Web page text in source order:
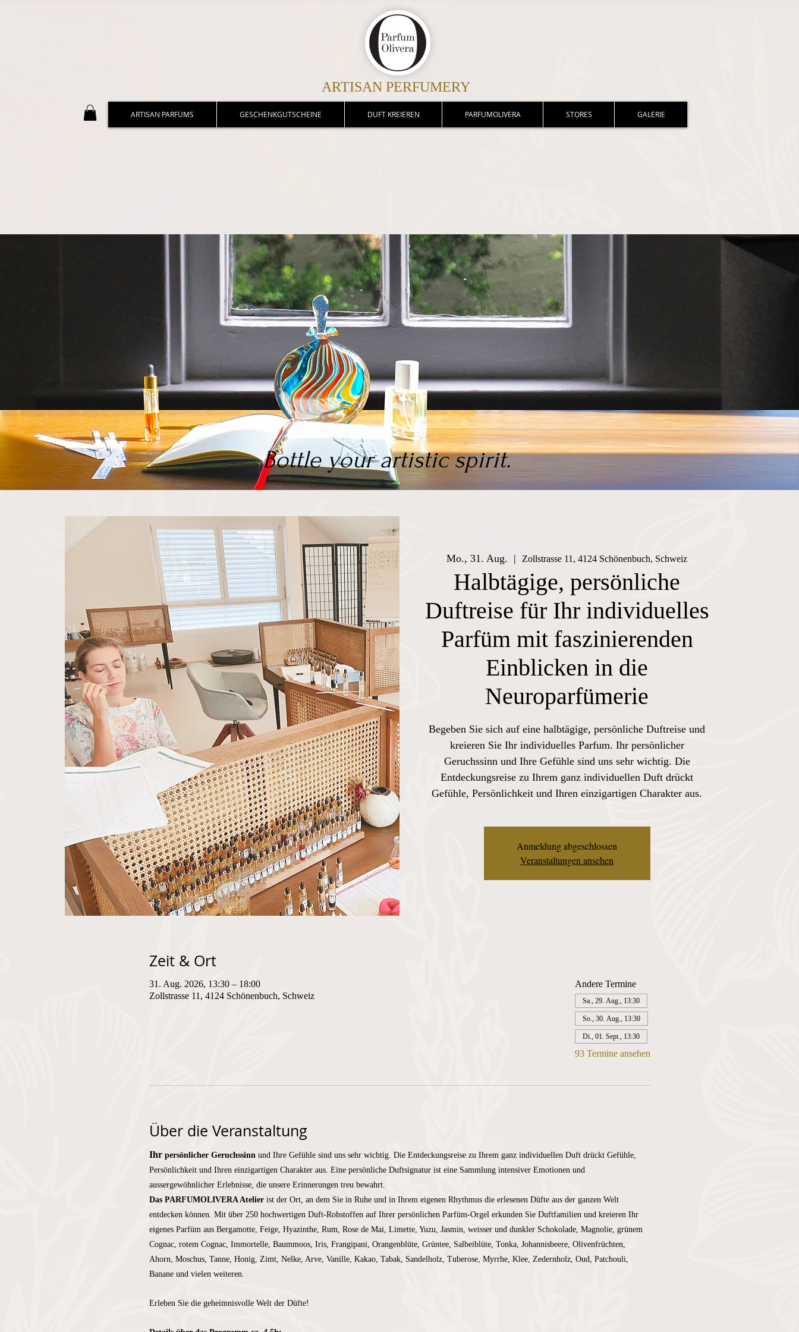
ARTISAN PERFUMERY
ARTISAN PARFÜMS GESCHENKGUTSCHEINE DUFT KREIEREN PARFUMOLIVERA STORES GALERIE
Bottle your artistic spirit.
Mo., 31. Aug.
  |
Zollstrasse 11, 4124 Schönenbuch, Schweiz
Halbtägige, persönliche
Duftreise für Ihr individuelles
Parfüm mit faszinierenden
Einblicken in die
Neuroparfümerie
Begeben Sie sich auf eine halbtägige, persönliche Duftreise und
kreieren Sie Ihr individuelles Parfum. Ihr persönlicher
Geruchssinn und Ihre Gefühle sind uns sehr wichtig. Die
Entdeckungsreise zu Ihrem ganz individuellen Duft drückt
Gefühle, Persönlichkeit und Ihren einzigartigen Charakter aus.
Anmeldung abgeschlossen
Veranstaltungen ansehen
Zeit & Ort
31. Aug. 2026, 13:30 – 18:00
Zollstrasse 11, 4124 Schönenbuch, Schweiz
Andere Termine
Sa., 29. Aug., 13:30
So., 30. Aug., 13:30
Di., 01. Sept., 13:30
93 Termine ansehen
Über die Veranstaltung
Ihr persönlicher Geruchssinn und Ihre Gefühle sind uns sehr wichtig. Die Entdeckungsreise zu Ihrem ganz individuellen Duft drückt Gefühle,
Persönlichkeit und Ihren einzigartigen Charakter aus. Eine persönliche Duftsignatur ist eine Sammlung intensiver Emotionen und
aussergewöhnlicher Erlebnisse, die unsere Erinnerungen treu bewahrt.
Das PARFUMOLIVERA Atelier ist der Ort, an dem Sie in Ruhe und in Ihrem eigenen Rhythmus die erlesenen Düfte aus der ganzen Welt
entdecken können. Mit über 250 hochwertigen Duft-Rohstoffen auf Ihrer persönlichen Parfüm-Orgel erkunden Sie Duftfamilien und kreieren Ihr
eigenes Parfüm aus Bergamotte, Feige, Hyazinthe, Rum, Rose de Mai, Limette, Yuzu, Jasmin, weisser und dunkler Schokolade, Magnolie, grünem
Cognac, rotem Cognac, Immortelle, Baummoos, Iris, Frangipani, Orangenblüte, Grüntee, Salbeiblüte, Tonka, Johannisbeere, Olivenfrüchten,
Ahorn, Moschus, Tanne, Honig, Zimt, Nelke, Arve, Vanille, Kakao, Tabak, Sandelholz, Tuberose, Myrrhe, Klee, Zedernholz, Oud, Patchouli,
Banane und vielen weiteren.
Erleben Sie die geheimnisvolle Welt der Düfte!